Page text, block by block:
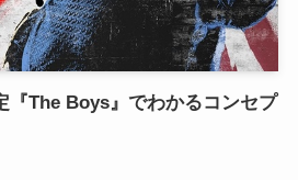
『The Boys』でわかるコンセプ